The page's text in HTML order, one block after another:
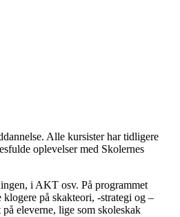
Alle kursister har tidligere
oplevelser med Skolernes
i AKT osv. På programmet
på skakteori, -strategi og –
eleverne, lige som skoleskak